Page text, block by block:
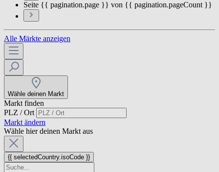
Seite {{ pagination.page }} von {{ pagination.pageCount }}
Alle Märkte anzeigen
Wähle deinen Markt
Markt finden
PLZ / Ort
Markt ändern
Wähle hier deinen Markt aus
{{ selectedCountry.isoCode }}